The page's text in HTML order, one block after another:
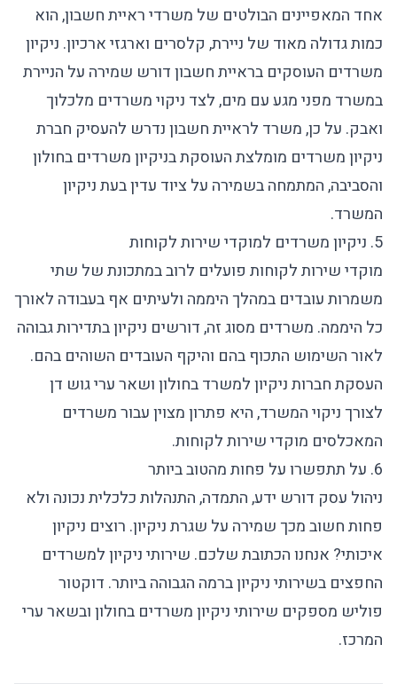
אחד המאפיינים הבולטים של משרדי ראיית חשבון, הוא
כמות גדולה מאוד של ניירת, קלסרים וארגזי ארכיון. ניקיון
משרדים העוסקים בראיית חשבון דורש שמירה על הניירת
במשרד מפני מגע עם מים, לצד ניקוי משרדים מלכלוך
ואבק. על כן, משרד לראיית חשבון נדרש להעסיק חברת
ניקיון משרדים מומלצתהעוסקת בניקיון משרדים בחולון
והסביבה, המתמחה בשמירה על ציוד עדין בעת ניקיון
המשרד.
5. ניקיון משרדים למוקדי שירות לקוחות
מוקדי שירות לקוחות פועלים לרוב במתכונת של שתי
משמרות עובדים במהלך היממה ולעיתים אף בעבודה לאורך
כל היממה. משרדים מסוג זה, דורשים ניקיון בתדירות גבוהה
לאור השימוש התכוף בהם והיקף העובדים השוהים בהם.
העסקתחברות ניקיון למשרדבחולון ושאר ערי גוש דן
לצורך ניקוי המשרד, היא פתרון מצוין עבור משרדים
המאכלסים מוקדי שירות לקוחות.
6. על תתפשרו על פחות מהטוב ביותר
ניהול עסק דורש ידע, התמדה, התנהלות כלכלית נכונה ולא
פחות חשוב מכך שמירה על שגרת ניקיון. רוצים ניקיון
איכותי? אנחנו הכתובת שלכם. שירותי ניקיון למשרדים
החפצים בשירותי ניקיון ברמה הגבוהה ביותר. דוקטור
פוליש מספקים שירותי ניקיון משרדים בחולון ובשאר ערי
המרכז.